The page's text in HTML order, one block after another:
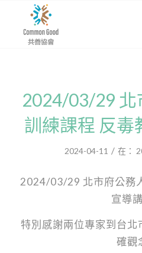
2024/03/29 北
訓練課程 反毒
2024-04-11 / 在：
2024/03/29 北市府公務
宣導
特別感謝兩位專家到台北
確觀